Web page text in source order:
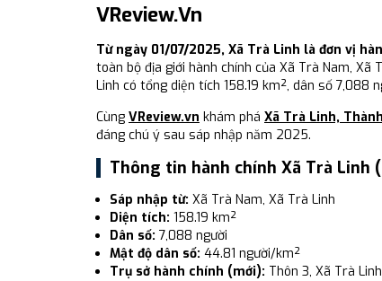
VReview.vn
Từ ngày 01/07/2025, Xã Trà Linh là đơn vị
toàn bộ địa giới hành chính của Xã Trà Nam,
Linh có tổng diện tích 158.19 km², dân số 7,088
Cùng VReview.vn khám phá Xã Trà Linh,
đáng chú ý sau sáp nhập năm 2025.
Thông tin hành chính Xã Trà Linh
Sáp nhập từ: Xã Trà Nam, Xã Trà Linh
Diện tích: 158.19 km²
Dân số: 7,088 người
Mật độ dân số: 44.81 người/km²
Trụ sở hành chính (mới): Thôn 3, Xã Trà Linh